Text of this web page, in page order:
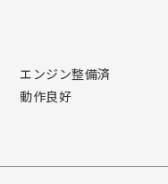
エンジン整備済
動作良好